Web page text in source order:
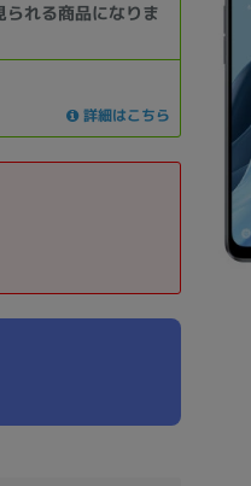
れる商品になりま
詳細はこちら
PCパーツ
Panasonic FUJITSU